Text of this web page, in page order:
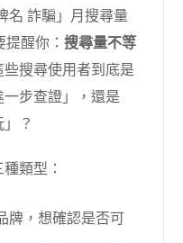
名 詐騙」月搜尋量
提醒你：搜尋量不等
些搜尋使用者到底是
一步查證」，還是
？
類型：
牌，想確認是否可